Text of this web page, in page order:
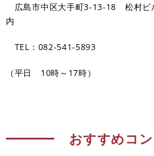
広島市中区大手町3-13-18 松村ビ
内
TEL：082-541-5893
（平日 10時～17時）
おすすめコ